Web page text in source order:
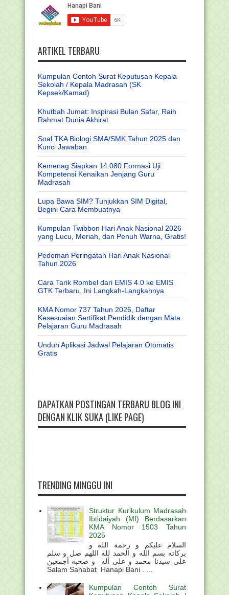
ARTIKEL TERBARU
Kumpulan Contoh Surat Keputusan Kepala
Sekolah / Kepala Madrasah (SK
Kepsek/Kamad)
Khutbah Jumat: Inspirasi Bulan Safar, Raih
Rahmat Dunia Akhirat
Soal TKA Biologi SMA/SMK Tahun 2025 dan
Kunci Jawaban
Kemenag Siapkan 14.080 Formasi Uji
Kompetensi Kenaikan Jenjang Guru
Madrasah
Lupa Bawa SIM? Tunjukkan SIM Digital,
Begini Cara Membuatnya
Kumpulan Twibbon Hari Anak Nasional 2026
yang Lucu, Meriah, dan Penuh Warna, Gratis!
Pedoman Peringatan Hari Anak Nasional
Tahun 2026
Cara Tarik Rombel dari EMIS 4.0 ke EMIS
GTK Terbaru, Ini Langkah-Langkahnya
KMA Nomor 737 Tahun 2026, Daftar
Kesesuaian Sertifikat Pendidik dengan Mata
Pelajaran Guru Madrasah
Unduh Aplikasi Jadwal Pelajaran Otomatis
Gratis
DAPATKAN POSTINGAN TERBARU BLOG INI
DENGAN KLIK SUKA (LIKE PAGE)
TRENDING MINGGU INI
Struktur Kurikulum Madrasah
Ibtidaiyah (MI) Berdasarkan
KMA Nomor 1503 Tahun
2025
السلام عليكم و رحمة الله و
بركاته بسم الله و الحمد لله اللهم صل و سلم
على سيدنا محمد و على أله و صحبه أجمعين
Salam Sahabat Hanapi Bani . ...
Kumpulan Contoh Surat